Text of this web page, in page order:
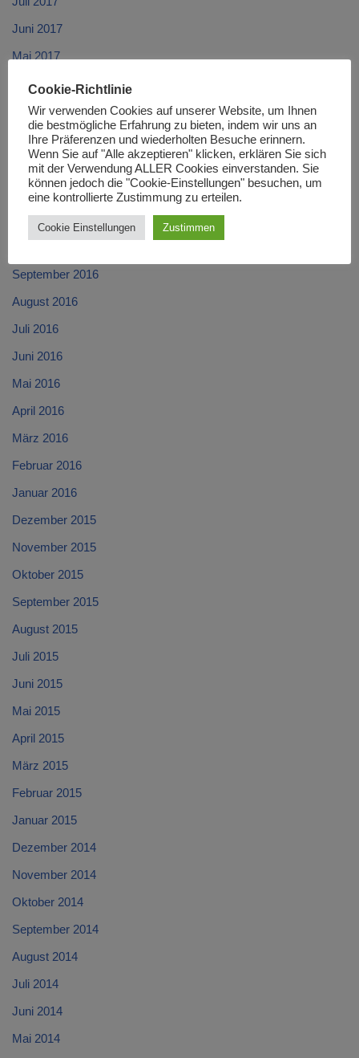
Juni 2017
Mai 2017
April 2017
März 2017
Februar 2017
Januar 2017
Dezember 2016
November 2016
September 2016
August 2016
Juli 2016
Juni 2016
Mai 2016
April 2016
März 2016
Februar 2016
Januar 2016
Dezember 2015
November 2015
Oktober 2015
September 2015
August 2015
Juli 2015
Juni 2015
Mai 2015
April 2015
März 2015
Februar 2015
Januar 2015
Dezember 2014
November 2014
Oktober 2014
September 2014
August 2014
Juli 2014
Juni 2014
Mai 2014
Cookie-Richtlinie
Wir verwenden Cookies auf unserer Website, um Ihnen
die bestmögliche Erfahrung zu bieten, indem wir uns an
Ihre Präferenzen und wiederholten Besuche erinnern.
Wenn Sie auf "Alle akzeptieren" klicken, erklären Sie sich
mit der Verwendung ALLER Cookies einverstanden. Sie
können jedoch die "Cookie-Einstellungen" besuchen, um
eine kontrollierte Zustimmung zu erteilen.
Cookie Einstellungen Zustimmen